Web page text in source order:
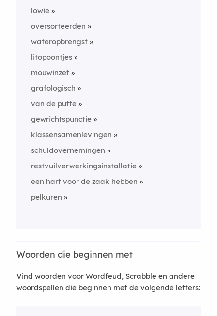
lowie
oversorteerden
wateropbrengst
litopoontjes
mouwinzet
grafologisch
van de putte
gewrichtspunctie
klassensamenlevingen
schuldovernemingen
restvuilverwerkingsinstallatie
een hart voor de zaak hebben
pelkuren
Woorden die beginnen met
Vind woorden voor Wordfeud, Scrabble en andere
woordspellen die beginnen met de volgende letters: